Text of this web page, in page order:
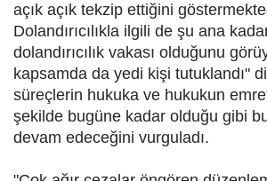
açık açık tekzip ettiğini
Dolandırıcılıkla ilgili de şu ana
dolandırıcılık vakası olduğunu
kapsamda da yedi kişi tutuklandı"
süreçlerin hukuka ve hukukun
şekilde bugüne kadar olduğu gibi
devam edeceğini vurguladı.